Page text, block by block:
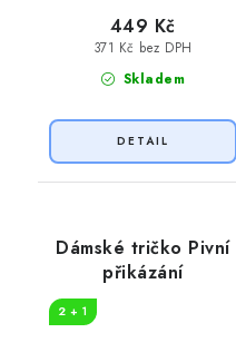
Skladem
371 Kč bez DPH
449 Kč
Dámské tričko Pivní
přikázání
2 + 1